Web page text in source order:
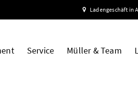
Ladengeschäft
Service Müller & Team